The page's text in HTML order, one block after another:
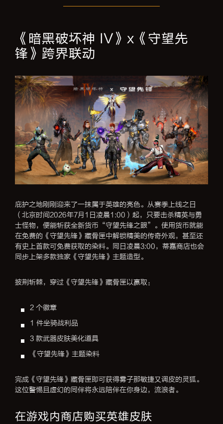
《暗黑破坏神 IV》x《守望先
锋》跨界联动
庇护之地刚刚迎来了一抹属于英雄的亮色。从赛季上线之日
（北京时间2026年7月1日凌晨1:00）起，只要击杀精英与勇
士怪物，便能斩获全新货币“守望先锋之眼”。使用货币就能
在免费的《守望先锋》藏骨匣中解锁精美的传奇外观，甚至还
有史上首款可免费获取的染料。同日凌晨3:00，蒂嘉商店也会
同步上架多款独家《守望先锋》主题造型。
披荆斩棘，穿过《守望先锋》藏骨匣以赢取：
2 个徽章
1 件坐骑战利品
3 款武器皮肤美化道具
《守望先锋》主题染料
完成《守望先锋》藏骨匣即可获得雾子那敏捷又调皮的灵狐。
这位警惕且虚幻的同伴将永远陪伴在你身边，流浪者。
在游戏内商店购买英雄皮肤